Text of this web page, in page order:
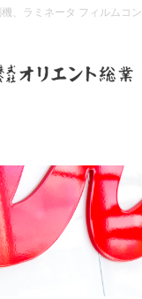
、ラミネータ フィルムコ